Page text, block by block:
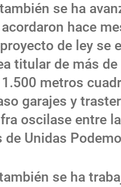
se ha
hace
de ley se
titular de más
metros
garajes y
oscilase entre
Unidas
se ha